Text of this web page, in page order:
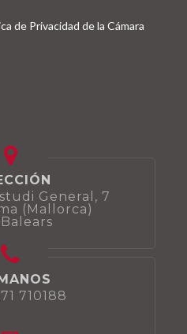
de Privacidad de la Cámara
General, 7
(Mallorca)
710188